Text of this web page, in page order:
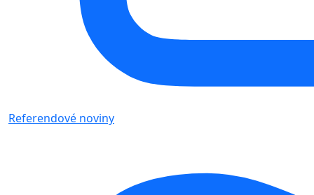
Referendové noviny